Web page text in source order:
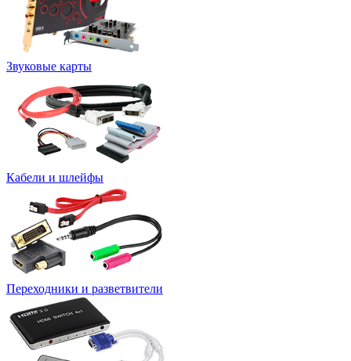
Звуковые карты
Кабели и шлейфы
Переходники и разветвители